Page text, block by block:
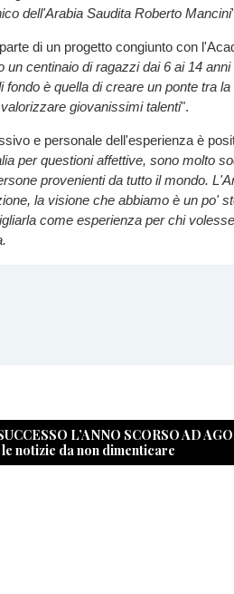
dell'Arabia Saudita Roberto Mancini
di un progetto congiunto con
un centinaio di ragazzi dai 6 ai 14
fondo è quella di creare un ponte tra
giovanissimi talenti".
e personale dell'esperienza è
per questioni affettive, sono molto
provenienti da tutto il mondo.
la visione che abbiamo è un po'
come esperienza per chi
L’ANNO SCORSO AD
notizie da non dimenticare